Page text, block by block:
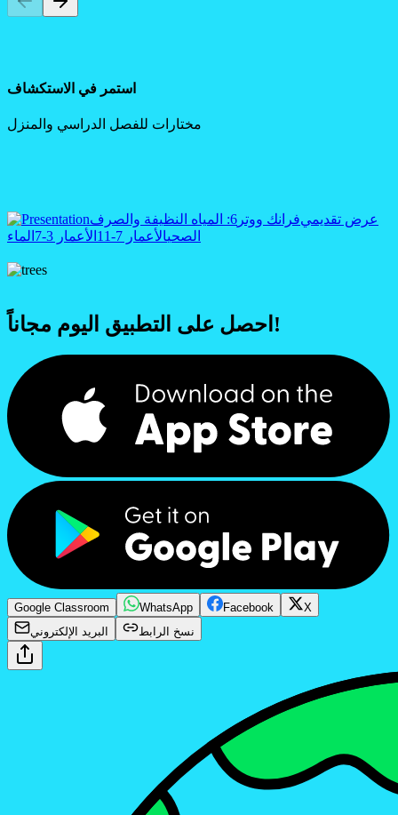
استمر في الاستكشاف
مختارات للفصل الدراسي والمنزل
عرض تقديميفرانك ووتر
6: المياه النظيفة والصرف
الصحيالأعمار 7-11 الأعمار 3-7 الماء
احصل على التطبيق اليوم مجاناً!
Google Classroom WhatsApp Facebook
X
البريد الإلكتروني
نسخ الرابط